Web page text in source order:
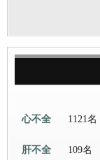
心不全 1121名
肝不全 109名